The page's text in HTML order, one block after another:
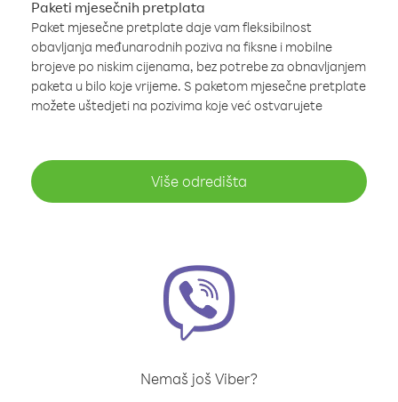
Paketi mjesečnih pretplata
Paket mjesečne pretplate daje vam fleksibilnost
obavljanja međunarodnih poziva na fiksne i mobilne
brojeve po niskim cijenama, bez potrebe za obnavljanjem
paketa u bilo koje vrijeme. S paketom mjesečne pretplate
možete uštedjeti na pozivima koje već ostvarujete
Više odredišta
Nemaš još Viber?